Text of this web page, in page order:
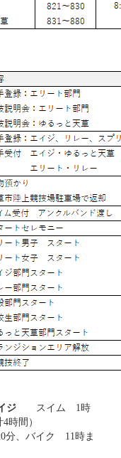
ジ スイム 1時
時間）
、バイク 11時ま